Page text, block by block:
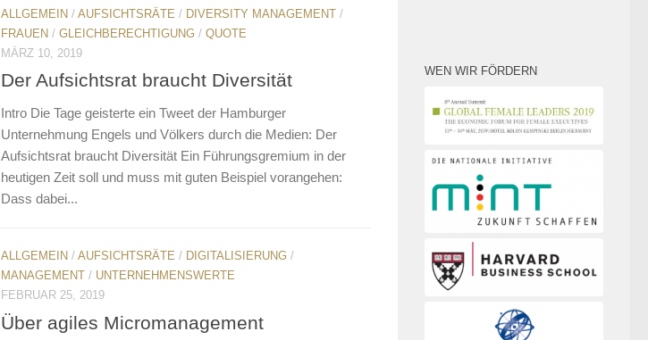
ALLGEMEIN / AUFSICHTSRÄTE / DIVERSITY MANAGEMENT /
FRAUEN / GLEICHBERECHTIGUNG / QUOTE
MÄRZ 10, 2019
Der Aufsichtsrat braucht Diversität
Intro Die Tage geisterte ein Tweet der Hamburger
Unternehmung Engels und Völkers durch die Medien: Der
Aufsichtsrat braucht Diversität Ein Führungsgremium in der
heutigen Zeit soll und muss mit guten Beispiel vorangehen:
Dass dabei...
ALLGEMEIN / AUFSICHTSRÄTE / DIGITALISIERUNG /
MANAGEMENT / UNTERNEHMENSWERTE
FEBRUAR 25, 2019
Über agiles Micromanagement
WEN WIR FÖRDERN